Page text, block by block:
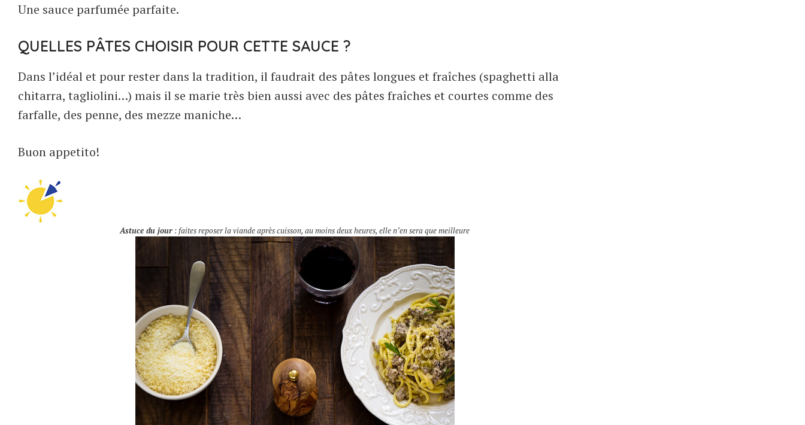
Une sauce parfumée parfaite.
QUELLES PÂTES CHOISIR POUR CETTE SAUCE ?
Dans l’idéal et pour rester dans la tradition, il faudrait des pâtes longues et fraîches (spaghetti alla
chitarra, tagliolini…) mais il se marie très bien aussi avec des pâtes fraîches et courtes comme des
farfalle, des penne, des mezze maniche…
Buon appetito!
Astuce du jour : faites reposer la viande après cuisson, au moins deux heures, elle n’en sera que meilleure